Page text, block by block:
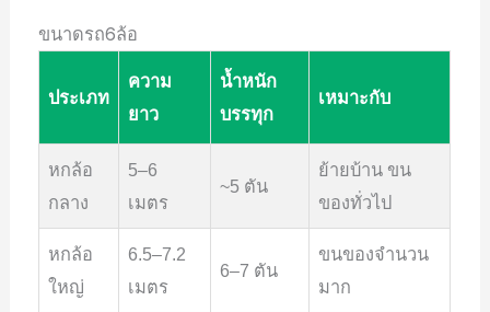
ขนาดรถ6ล้อ
ประเภท
ความ
ยาว
น้ำหนัก
บรรทุก
เหมาะกับ
หกล้อ
กลาง
5–6
เมตร
~5 ตัน
ย้ายบ้าน ขน
ของทั่วไป
หกล้อ
ใหญ่
6.5–7.2
เมตร
6–7 ตัน
ขนของจำนวน
มาก